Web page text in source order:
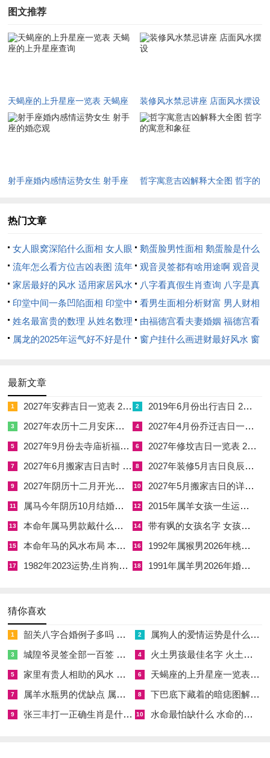
建议大家在查询时可除此之外还需考虑关注月亮星座还有关键相
位，着样能更全面把握自己的能量图谱.前景或许会有更多结合
数据拆开看的个性化星座解读工具 -让每一个人都能像拆解化学
毕竟~在着个讲究个人IP的时代 -懂得运用星座特质就挺于掌握
了自我营销的天然优势。
☑2019年6月份出行吉日 2027年6月出行吉日一览表
☑2027年农历十二月安床吉日 2027年正月安床吉日吉时查询
☑2027年4月份乔迁吉日一览表 2027年4月乔迁吉日吉时查询
☑ 2027年9月份去寺庙祈福的日子 2027年5月去寺庙吉日一览表
☑2027年修坟吉日一览表 2027年农历2月修坟吉日一览表
☑2027年6月搬家吉日吉时 2027年农历6月搬家吉日一览表
☑2027年阴历十二月开光吉日 2027年12月开光吉日一览表
☑2027年5月搬家吉日的详细解释 2027年5月搬家吉日吉时查询
图文推荐
天蝎座的上升星座一览表 天蝎座
的上升星座查询
装修风水禁忌讲座 店面风水摆设
射手座婚内感情运势女生 射手座
哲字寓意吉凶解释大全图 哲字的
热门文章
女人眼窝深陷什么面相 女人眼
窝深陷是短命相吗
鹅蛋脸男性面相 鹅蛋脸是什么
脸型男性
流年怎么看方位吉凶表图 流年
位置怎么看
观音灵签都有啥用途啊 观音灵
签全部签签词
家居最好的风水 适用家居风水
八字看真假生肖查询 八字是真
还是假
印堂中间一条凹陷面相 印堂中
间有条线沟好不好
看男生面相分析财富 男人财相
从哪里看
姓名最富贵的数理 从姓名数理
看富豪
由福德宫看夫妻婚姻 福德宫看
配偶生肖
属龙的2025年运气好不好是什
2025年属龙人的全年运势
窗户挂什么画进财最好风水 窗
最新文章
1 2027年安葬吉日一览表 2027年12月安葬吉日一览表 2 2019年6月份出行吉日 2027年6月出行吉日一览表
3 2027年农历十二月安床吉日 2027年正月安床吉日吉时查询 4 2027年4月份乔迁吉日一览表 2027年4月乔迁吉日吉时查询
5 2027年9月份去寺庙祈福的日子 2027年5月去寺庙吉日一览表 6 2027年修坟吉日一览表 2027年农历2月修坟吉日一览表
7 2027年6月搬家吉日吉时 2027年农历6月搬家吉日一览表 8 2027年装修5月吉日良辰查询表 2027年农历5月装修吉日一览表
9 2027年阴历十二月开光吉日 2027年12月开光吉日一览表 10 2027年5月搬家吉日的详细解释 2027年5月搬家吉日吉时查询
11 属马今年阴历10月结婚好吗 属马还有几年本命年结婚呢好吗 12 2015年属羊女孩一生运势 2015年属羊女2026年健康运好吗
13 本命年属马男款戴什么财神 本命年属马男士戴什么好一点 14 带有飒的女孩名字 女孩取名字带飒字有什么名字好听
15 本命年马的风水布局 本命年马的佛像怎么摆放 16 1992年属猴男2026年桃花运 1992年属猴男2026年感情运如何
17 1982年2023运势,生肖狗1982年2023运势 18 1991年属羊男2026年婚姻运势 1991年属羊男2026年感情运如何
猜你喜欢
1 韶关八字合婚例子多吗 韶关八字测风水 2 属狗人的爱情运势是什么意思 属狗的人爱情观
3 城隍爷灵签全部一百签 城隍爷灵签解签大全 4 火土男孩最佳名字 火土属性的字男孩名字有哪些
5 家里有贵人相助的风水 家里有贵人是什么意思 6 天蝎座的上升星座一览表 天蝎座的上升星座查询
7 属羊水瓶男的优缺点 属羊水瓶座男生性格爱情观 8 下巴底下藏着的暗痣图解 下巴尖底下有痣代表什么
9 张三丰打一正确生肖是什么意思 张三丰是指什么生肖 10 水命最怕缺什么 水命的人忌什么